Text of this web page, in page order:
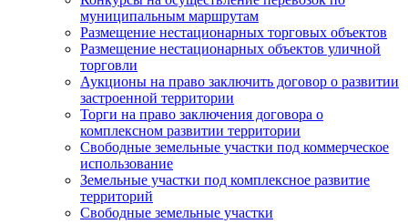
муниципальным маршрутам
Размещение нестационарных торговых объектов
Размещение нестационарных объектов уличной
торговли
Аукционы на право заключить договор о развитии
застроенной территории
Торги на право заключения договора о
комплексном развитии территории
Свободные земельные участки под коммерческое
использование
Земельные участки под комплексное развитие
территорий
Свободные земельные участки